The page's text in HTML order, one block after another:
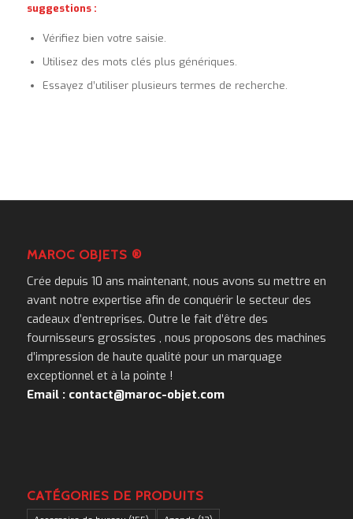
suggestions :
Vérifiez bien votre saisie.
Utilisez des mots clés plus génériques.
Essayez d’utiliser plusieurs termes de recherche.
MAROC OBJETS ®
Crée depuis 10 ans maintenant, nous avons su mettre en
avant notre expertise afin de conquérir le secteur des
cadeaux d’entreprises. Outre le fait d’être des
fournisseurs grossistes , nous proposons des machines
d’impression de haute qualité pour un marquage
exceptionnel et à la pointe !
Email : contact@maroc-objet.com
CATÉGORIES DE PRODUITS